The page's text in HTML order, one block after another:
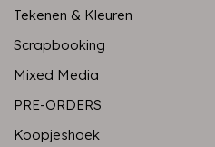
Tekenen & Kleuren
Scrapbooking
Mixed Media
PRE-ORDERS
Koopjeshoek